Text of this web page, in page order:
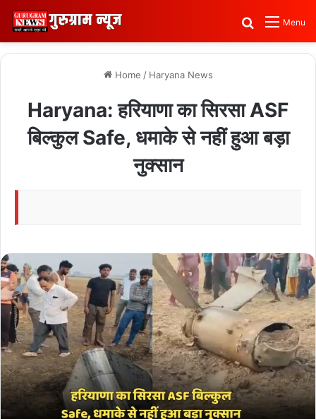
Menu
Search for
Home / Haryana News
Haryana: हरियाणा का सिरसा ASF
बिल्कुल Safe, धमाके से नहीं हुआ बड़ा
नुक्सान